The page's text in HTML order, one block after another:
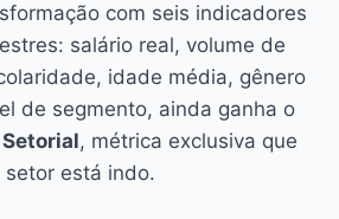
com seis indicadores
salário real, volume de
idade média, gênero
de segmento, ainda ganha o
, métrica exclusiva que
está indo.